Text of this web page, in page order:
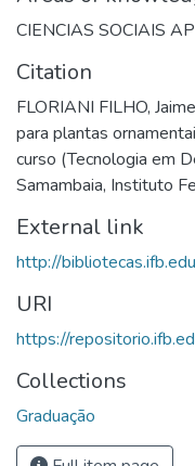
CIENCIAS SOCIAIS
Citation
FLORIANI FILHO,
para plantas
curso (Tecnologia em
Samambaia, Instituto
External link
http://
URI
https://
Collections
Graduação